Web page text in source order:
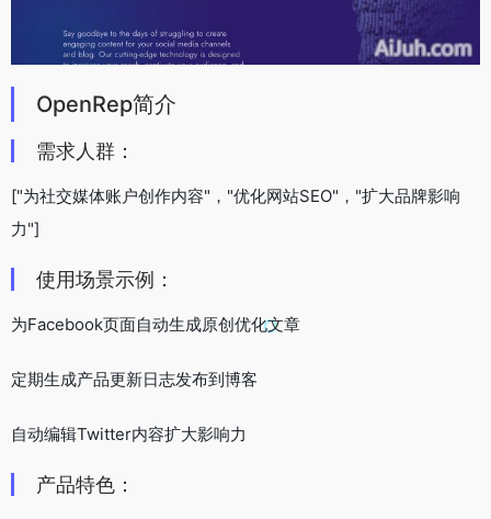
OpenRep简介
需求人群：
["为社交媒体账户创作内容"，"优化网站SEO"，"扩大品牌影响
力"]
使用场景示例：
为Facebook页面自动生成原创优化文章
定期生成产品更新日志发布到博客
自动编辑Twitter内容扩大影响力
产品特色：